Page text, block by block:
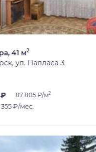
41 м2
ул. Палласа 3
87 805 ₽/м2
₽/мес.